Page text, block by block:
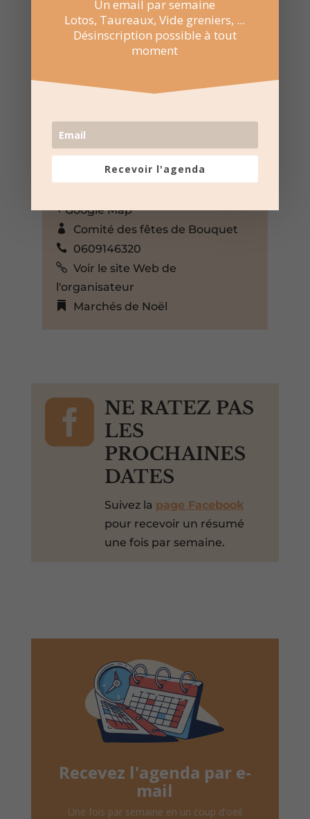
7 Déc 2025
Événement sur toute la journée
Clos Jean Cavalier à Bouquet
+ Google Map
Comité des fêtes de Bouquet
0609146320
Voir le site Web de
l'organisateur
Marchés de Noël

NE RATEZ PAS
LES
PROCHAINES
DATES
Suivez la page Facebook
pour recevoir un résumé
une fois par semaine.
Recevez l'agenda par e-
mail
Une fois par semaine en un coup d'oeil
Un email par semaine
Lotos, Taureaux, Vide greniers, ...
Désinscription possible à tout
moment
Recevoir l'agenda